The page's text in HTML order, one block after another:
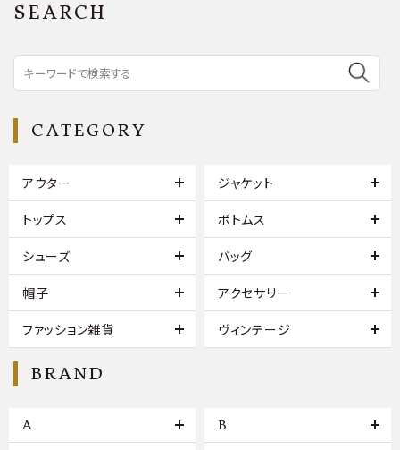
SEARCH
CATEGORY
アウター ジャケット
トップス ボトムス
シューズ バッグ
帽子 アクセサリー
ファッション雑貨 ヴィンテージ
BRAND
A B